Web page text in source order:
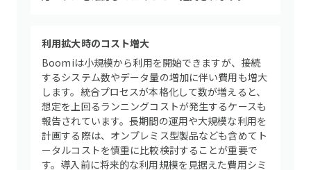
利用拡大時のコスト増大
Boomiは小規模から利用を開始できますが、接続
するシステム数やデータ量の増加に伴い費用も増大
します。統合プロセスが本格化して数が増えると、
想定を上回るランニングコストが発生するケースも
報告されています。長期間の運用や大規模な利用を
計画する際は、オンプレミス型製品なども含めてト
ータルコストを慎重に比較検討することが重要で
す。導入前に将来的な利用規模を見据えた費用シミ